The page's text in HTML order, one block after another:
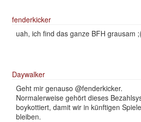
fenderkicker
uah, ich find das ganze BFH grausam ;(
Daywalker
Geht mir genauso @fenderkicker.
Normalerweise gehört dieses
boykottiert, damit wir in künftigen
bleiben.